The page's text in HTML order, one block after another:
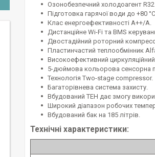
Озонобезпечний холодоагент
Підготовка гарячої води до +80
Клас енергоефективності А++/А.
Дистанційне Wi-Fi та BMS
Двостадійний роторний
Пластинчастий теплообмінник
Високоефективний
5-дюймова кольорова сенсорна
Технологія Two-stage compressor.
Багаторівнева система захисту.
Вбудований ТЕН дає змогу
Широкий діапазон робочих
Вбудований бак на 185 літрів.
Технічні характеристики: